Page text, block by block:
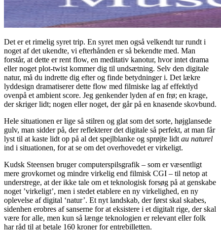
Det er et rimelig syret trip. En syret men også velkendt tur rundt i
noget af det ukendte, vi efterhånden er så bekendte med. Man
forstår, at dette er rent flow, en meditativ kanotur, hvor intet drama
eller noget plot-twist kommer dig til undsætning. Selv den digitale
natur, må du indrette dig efter og finde betydninger i. Det lækre
lyddesign dramatiserer dette flow med filmiske lag af effektlyd
ovenpå et ambient score. Jeg genkender lyden af en frø; en krage,
der skriger lidt; nogen eller noget, der går på en knasende skovbund.
Hele situationen er lige så stilren og glat som det sorte, højglansede
gulv, man sidder på, der reflekterer det digitale så perfekt, at man får
lyst til at kaste lidt op på al det spejlblanke og sprøjte lidt au naturel
ind i situationen, for at se om det overhovedet er virkeligt.
Kudsk Steensen bruger computerspilsgrafik – som er væsentligt
mere grovkornet og mindre virkelig end filmisk CGI – til netop at
understrege, at der ikke tale om et teknologisk forsøg på at genskabe
noget ’virkeligt’, men i stedet etablere en ny virkelighed, en ny
oplevelse af digital ‘natur’. Et nyt landskab, der først skal skabes,
sidenhen erobres af sanserne for at eksistere i et digitalt rige, der skal
være for alle, men kun så længe teknologien er relevant eller folk
har råd til at betale 160 kroner for entrebilletten.